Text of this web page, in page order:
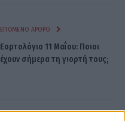
ΕΠΌΜΕΝΟ ΆΡΘΡΟ
Εορτολόγιο 11 Μαΐου: Ποιοι
έχουν σήμερα τη γιορτή τους;